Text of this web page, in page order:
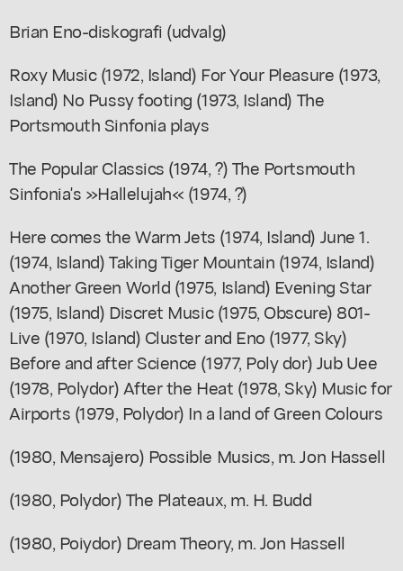
Brian Eno-diskografi (udvalg)
Roxy Music (1972, Island) For Your Pleasure (1973,
Island) No Pussy footing (1973, Island) The
Portsmouth Sinfonia plays
The Popular Classics (1974, ?) The Portsmouth
Sinfonia's »Hallelujah« (1974, ?)
Here comes the Warm Jets (1974, Island) June 1.
(1974, Island) Taking Tiger Mountain (1974, Island)
Another Green World (1975, Island) Evening Star
(1975, Island) Discret Music (1975, Obscure) 801-
Live (1970, Island) Cluster and Eno (1977, Sky)
Before and after Science (1977, Poly dor) Jub Uee
(1978, Polydor) After the Heat (1978, Sky) Music for
Airports (1979, Polydor) In a land of Green Colours
(1980, Mensajero) Possible Musics, m. Jon Hassell
(1980, Polydor) The Plateaux, m. H. Budd
(1980, Poiydor) Dream Theory, m. Jon Hassell